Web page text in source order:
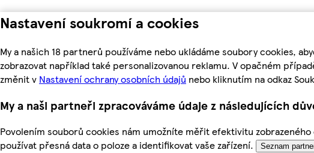
Nastavení soukromí a cookies
My a našich 18 partnerů používáme nebo ukládáme soubory cookies,
zobrazovat například také personalizovanou reklamu. V opačném
změnit v Nastavení ochrany osobních údajů nebo kliknutím na odkaz
My a naši partneři zpracováváme údaje z následujících
Povolením souborů cookies nám umožníte měřit efektivitu
používat přesná data o poloze a identifikovat vaše zařízení.
Seznam